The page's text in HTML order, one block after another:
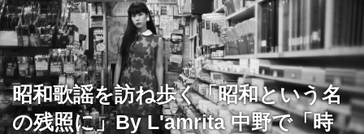
昭和歌謡を訪ね歩く「昭和という名
の残照に」By L'amrita 中野で「時